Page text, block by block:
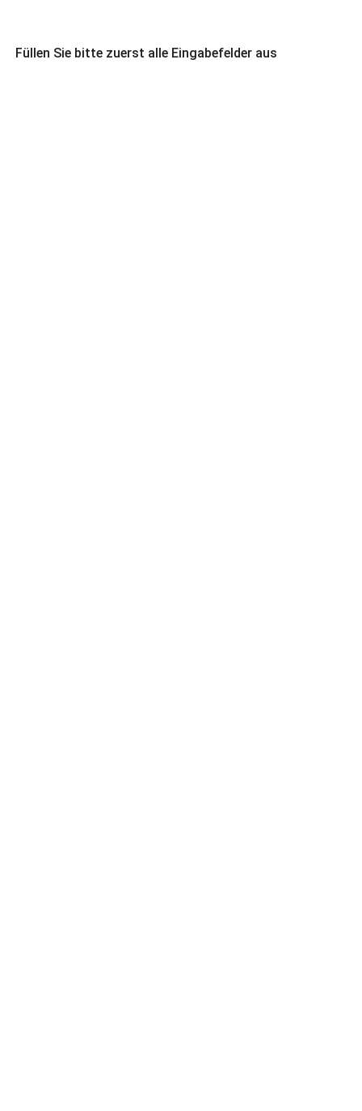
Füllen Sie bitte zuerst alle Eingabefelder aus